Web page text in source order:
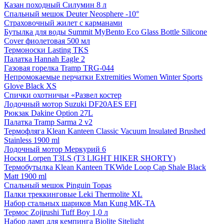
Казан походный Силумин 8 л
Спальный мешок Deuter Neosphere -10°
Страховочный жилет с карманами
Бутылка для воды Summit MyBento Eco Glass Bottle Silicone
Cover фиолетовая 500 мл
Термоноски Lasting TKS
Палатка Hannah Eagle 2
Газовая горелка Tramp TRG-044
Непромокаемые перчатки Extremities Women Winter Sports
Glove Black XS
Спички охотничьи «Развел костер
Лодочный мотор Suzuki DF20AES EFI
Рюкзак Dakine Option 27L
Палатка Tramp Sarma 2 v2
Термофляга Klean Kanteen Classic Vacuum Insulated Brushed
Stainless 1900 ml
Лодочный мотор Меркурий 6
Носки Lorpen T3LS (T3 LIGHT HIKER SHORTY)
Термобутылка Klean Kanteen TKWide Loop Cap Shale Black
Matt 1900 ml
Спальный мешок Pinguin Topas
Палки треккинговые Leki Thermolite XL
Набор стальных шариков Man Kung MK-TA
Термос Zojirushi Tuff Boy 1,0 л
Набор ламп для кемпинга Biolite Sitelight